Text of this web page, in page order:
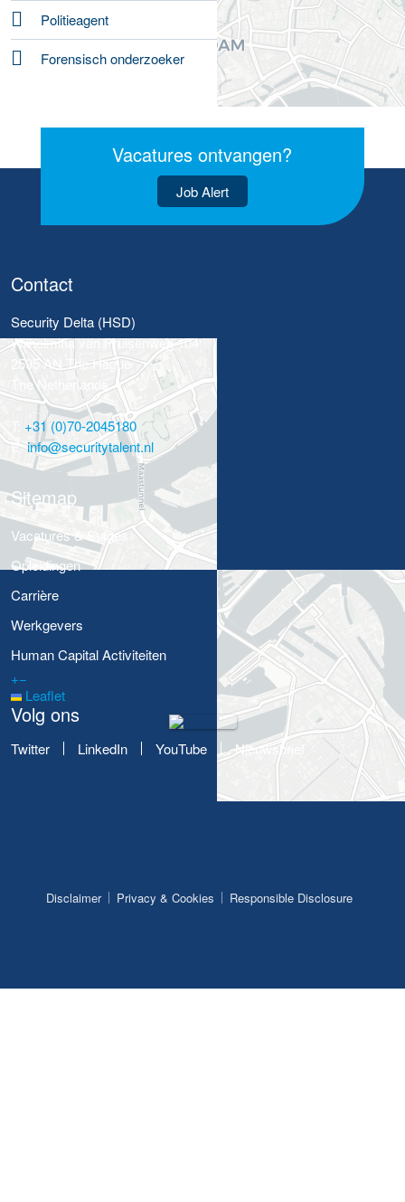
+−
Leaflet
Politieagent
Forensisch onderzoeker
Vacatures ontvangen?
Job Alert
Contact
Security Delta (HSD)
Wilhelmina van Pruisenweg 104
2595 AN The Hague
The Netherlands
+31 (0)70-2045180
E:info@securitytalent.nl
Sitemap
Vacatures & Stages
Opleidingen
Carrière
Werkgevers
Human Capital Activiteiten
Volg ons
Twitter LinkedIn YouTube Nieuwsbrief
Disclaimer Privacy & Cookies Responsible Disclosure